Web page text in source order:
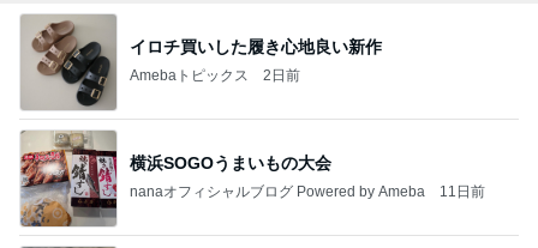
イロチ買いした履き心地良い新作
Amebaトピックス 2日前
横浜SOGOうまいもの大会
nanaオフィシャルブログ Powered by Ameba 11日前